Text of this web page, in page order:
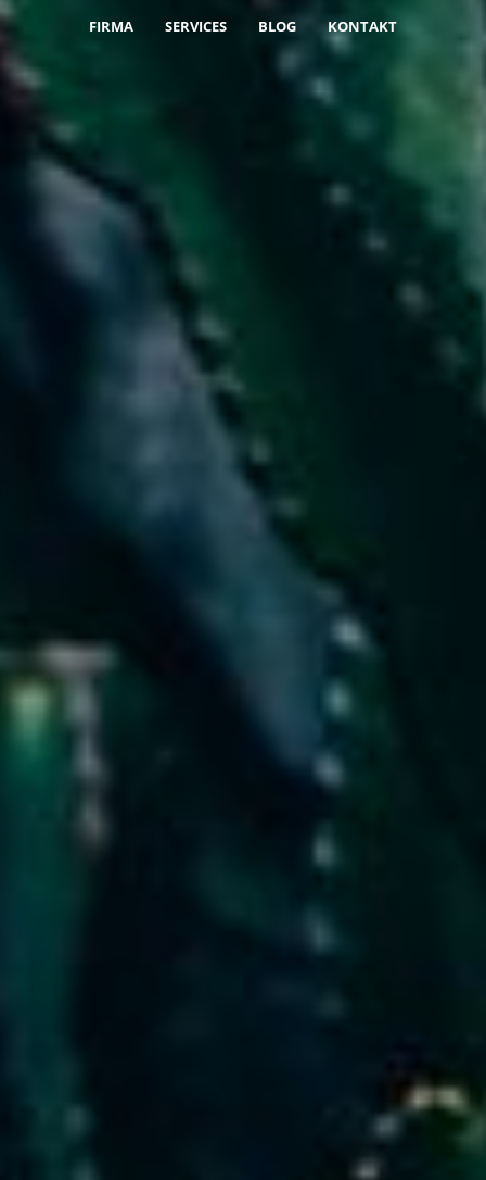
FIRMA SERVICES BLOG KONTAKT